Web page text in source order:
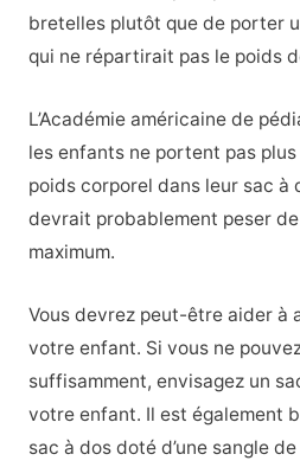
bretelles plutôt que de porter
qui ne répartirait pas le poids
L’Académie américaine de
les enfants ne portent pas
poids corporel dans leur sac à
devrait probablement peser
maximum.
Vous devrez peut-être aider à
votre enfant. Si vous ne
suffisamment, envisagez un
votre enfant. Il est également
sac à dos doté d’une sangle